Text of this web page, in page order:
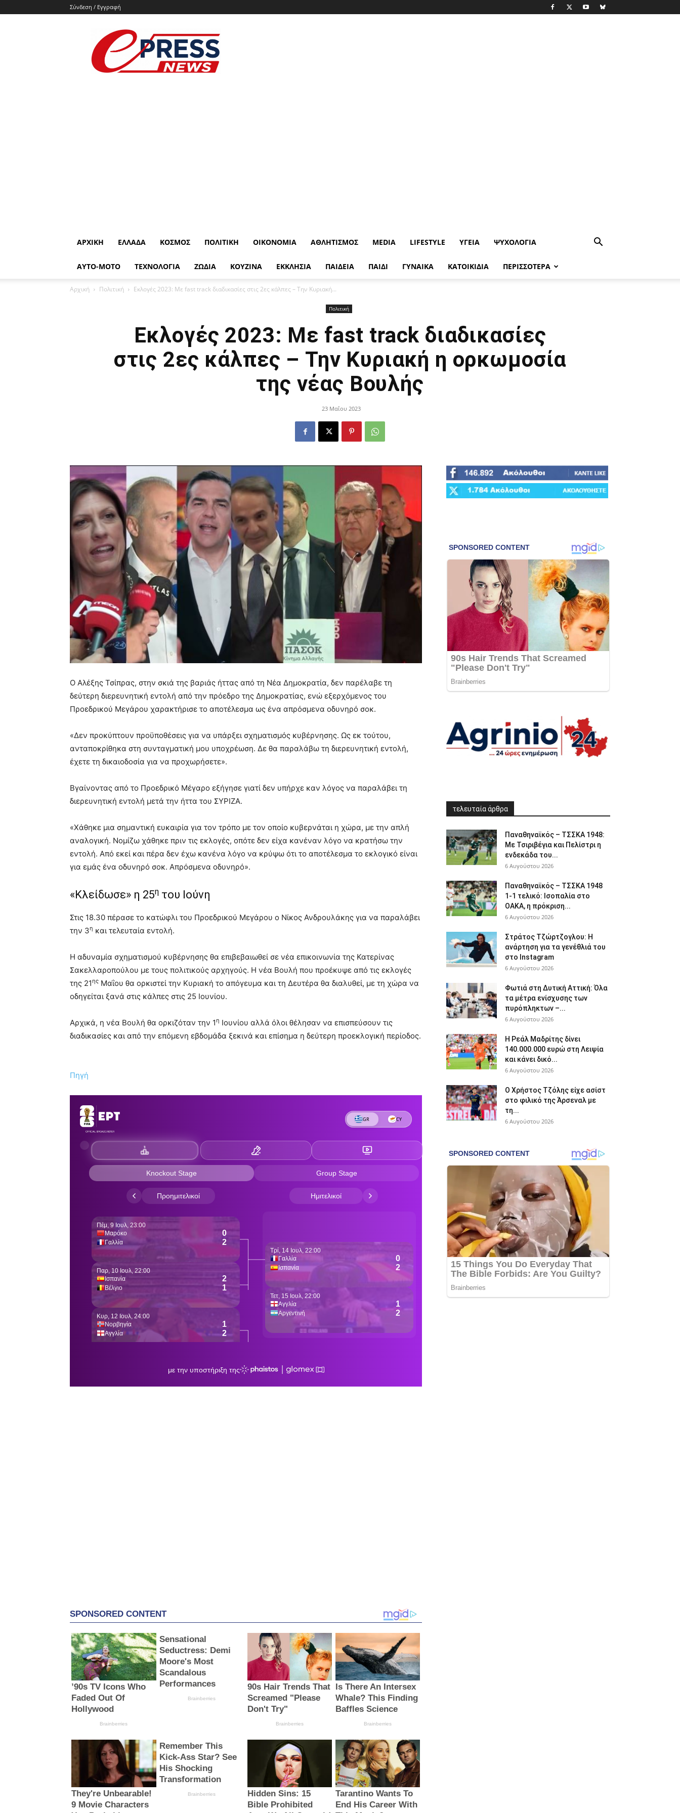
Σύνδεση / Εγγραφή
e-
press.gr
ΑΡΧΙΚΉ ΕΛΛΆΔΑ ΚΌΣΜΟΣ ΠΟΛΙΤΙΚΉ ΟΙΚΟΝΟΜΊΑ ΑΘΛΗΤΙΣΜΌΣ MEDIA LIFESTYLE ΥΓΕΊΑ ΨΥΧΟΛΟΓΙΑ
ΑΥΤΟ-ΜΟΤΟ ΤΕΧΝΟΛΟΓΙΑ ΖΩΔΙΑ ΚΟΥΖΙΝΑ ΕΚΚΛΗΣΙΑ ΠΑΙΔΕΙΑ ΠΑΙΔΙ ΓΥΝΑΙΚΑ ΚΑΤΟΙΚΙΔΙΑ ΠΕΡΙΣΣΟΤΕΡΑ
Αρχική Πολιτική Εκλογές 2023: Με fast track διαδικασίες στις 2ες κάλπες – Την Κυριακή...
Πολιτική
Εκλογές 2023: Με fast track διαδικασίες
στις 2ες κάλπες – Την Κυριακή η ορκωμοσία
της νέας Βουλής
23 Μαΐου 2023
Ο Αλέξης Τσίπρας, στην σκιά της βαριάς ήττας από τη Νέα Δημοκρατία, δεν παρέλαβε τη
δεύτερη διερευνητική εντολή από την πρόεδρο της Δημοκρατίας, ενώ εξερχόμενος του
Προεδρικού Μεγάρου χαρακτήρισε το αποτέλεσμα ως ένα απρόσμενα οδυνηρό σοκ.
«Δεν προκύπτουν προϋποθέσεις για να υπάρξει σχηματισμός κυβέρνησης. Ως εκ τούτου,
ανταποκρίθηκα στη συνταγματική μου υποχρέωση. Δε θα παραλάβω τη διερευνητική εντολή,
έχετε τη δικαιοδοσία για να προχωρήσετε».
Βγαίνοντας από το Προεδρικό Μέγαρο εξήγησε γιατί δεν υπήρχε καν λόγος να παραλάβει τη
διερευνητική εντολή μετά την ήττα του ΣΥΡΙΖΑ.
«Χάθηκε μια σημαντική ευκαιρία για τον τρόπο με τον οποίο κυβερνάται η χώρα, με την απλή
αναλογική. Νομίζω χάθηκε πριν τις εκλογές, οπότε δεν είχα κανέναν λόγο να κρατήσω την
εντολή. Από εκεί και πέρα δεν έχω κανένα λόγο να κρύψω ότι το αποτέλεσμα το εκλογικό είναι
για εμάς ένα οδυνηρό σοκ. Απρόσμενα οδυνηρό».
«Κλείδωσε» η 25η του Ιούνη
Στις 18.30 πέρασε το κατώφλι του Προεδρικού Μεγάρου ο Νίκος Ανδρουλάκης για να παραλάβει
την 3η και τελευταία εντολή.
Η αδυναμία σχηματισμού κυβέρνησης θα επιβεβαιωθεί σε νέα επικοινωνία της Κατερίνας
Σακελλαροπούλου με τους πολιτικούς αρχηγούς. Η νέα Βουλή που προέκυψε από τις εκλογές
της 21ης Μαΐου θα ορκιστεί την Κυριακή το απόγευμα και τη Δευτέρα θα διαλυθεί, με τη χώρα να
οδηγείται ξανά στις κάλπες στις 25 Ιουνίου.
Αρχικά, η νέα Βουλή θα ορκιζόταν την 1η Ιουνίου αλλά όλοι θέλησαν να επισπεύσουν τις
διαδικασίες και από την επόμενη εβδομάδα ξεκινά και επίσημα η δεύτερη προεκλογική περίοδος.
Πηγή
τελευταία άρθρα
Παναθηναϊκός – ΤΣΣΚΑ 1948:
Με Τσιριβέγια και Πελίστρι η
ενδεκάδα του...
6 Αυγούστου 2026
Παναθηναϊκός – ΤΣΣΚΑ 1948
1-1 τελικό: Ισοπαλία στο
ΟΑΚΑ, η πρόκριση...
6 Αυγούστου 2026
Στράτος Τζώρτζογλου: Η
ανάρτηση για τα γενέθλιά του
στο Instagram
6 Αυγούστου 2026
Φωτιά στη Δυτική Αττική: Όλα
τα μέτρα ενίσχυσης των
πυρόπληκτων –...
6 Αυγούστου 2026
Η Ρεάλ Μαδρίτης δίνει
140.000.000 ευρώ στη Λειψία
και κάνει δικό...
6 Αυγούστου 2026
Ο Χρήστος Τζόλης είχε ασίστ
στο φιλικό της Άρσεναλ με
τη...
6 Αυγούστου 2026